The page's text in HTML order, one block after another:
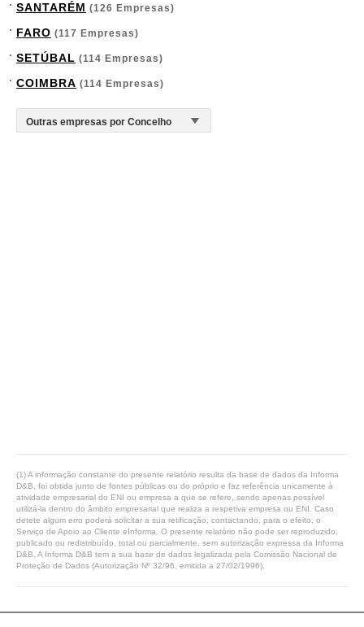
SANTARÉM (126 Empresas)
FARO (117 Empresas)
SETÚBAL (114 Empresas)
COIMBRA (114 Empresas)
(1) A informação constante do presente relatório resulta da base de dados da Informa
D&B, foi obtida junto de fontes públicas ou do próprio e faz referência unicamente à
atividade empresarial do ENI ou empresa a que se refere, sendo apenas possível
utilizá-la dentro do âmbito empresarial que realiza a respetiva empresa ou ENI. Caso
detete algum erro poderá solicitar a sua retificação, contactando, para o efeito, o
Serviço de Apoio ao Cliente eInforma. O presente relatório não pode ser reproduzido,
publicado ou redistribuído, total ou parcialmente, sem autorização expressa da Informa
D&B. A Informa D&B tem a sua base de dados legalizada pela Comissão Nacional de
Proteção de Dados (Autorização Nº 32/96, emitida a 27/02/1996).